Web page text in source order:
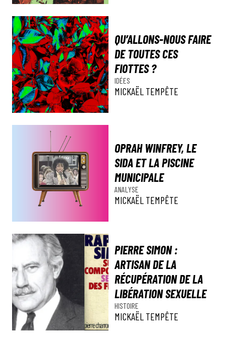
QU’ALLONS-NOUS FAIRE
DE TOUTES CES
FIOTTES ?
IDÉES
MICKAËL TEMPÊTE
OPRAH WINFREY, LE
SIDA ET LA PISCINE
MUNICIPALE
ANALYSE
MICKAËL TEMPÊTE
PIERRE SIMON :
ARTISAN DE LA
RÉCUPÉRATION DE LA
LIBÉRATION SEXUELLE
HISTOIRE
MICKAËL TEMPÊTE